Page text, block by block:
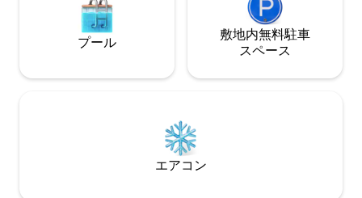
プール
敷地内無料駐⁠車
ス⁠ペ⁠ー⁠ス
エアコン